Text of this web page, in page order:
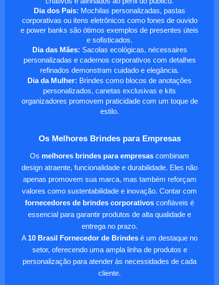
Dia dos Pais: Mochilas personalizadas, pastas
corporativas ou itens eletrônicos como fones de ouvido
e power banks são ótimos exemplos de presentes úteis
e sofisticados.
Dia das Mães: Sacolas ecológicas, nécessaires
personalizadas e cadernos corporativos com detalhes
refinados demonstram cuidado e elegância.
Dia da Mulher: Brindes como blocos de anotações
personalizados, canetas exclusivas e kits
organizadores promovem praticidade com um toque de
estilo.
Os Melhores Brindes para Empresas
Os melhores brindes para empresas combinam
design atraente, funcionalidade e durabilidade. Eles não
apenas promovem sua marca, mas também reforçam
valores como sustentabilidade e inovação. Contar com
fornecedores de brindes corporativos confiáveis é
essencial para garantir produtos de alta qualidade e
entrega no prazo.
A 10 Brasil Fornecedor de Brindes é um destaque no
setor, oferecendo uma ampla linha de produtos e
personalização para atender às necessidades de cada
cliente.